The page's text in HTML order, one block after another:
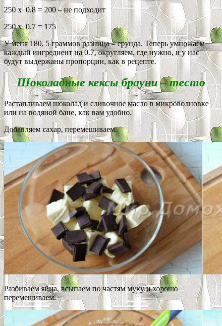
250 х 0.8 = 200 – не подходит
250 х 0.7 = 175
У меня 180, 5 граммов разница – ерунда. Теперь умножаем
каждый ингредиент на 0.7, округляем, где нужно, и у нас
будут выдержаны пропорции, как в рецепте.
Шоколадные кексы брауни – тесто
Растапливаем шоколад и сливочное масло в микроволновке
или на водяной бане, как вам удобно.
Добавляем сахар, перемешиваем.
Разбиваем яйца, всыпаем по частям муку и хорошо
перемешиваем.